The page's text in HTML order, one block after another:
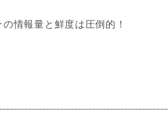
情報量と鮮度は圧倒的！